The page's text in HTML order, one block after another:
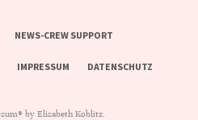
NEWS-CREW SUPPORT
IMPRESSUM DATENSCHUTZ
by Elisabeth Koblitz.